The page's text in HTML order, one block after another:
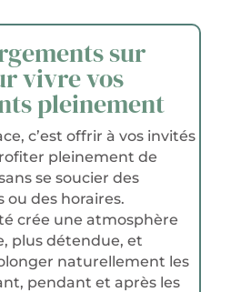
sur
vivre vos
pleinement
c’est offrir à vos invités
pleinement de
se soucier des
des horaires.
crée une atmosphère
plus détendue, et
naturellement les
pendant et après les